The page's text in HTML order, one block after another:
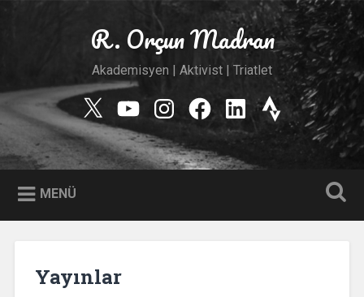
R. Orçun Madran
Akademisyen | Aktivist | Triatlet
TwitterYouTube
Instagram
Facebook
Linkedin
Strava
MENÜ
Yayınlar